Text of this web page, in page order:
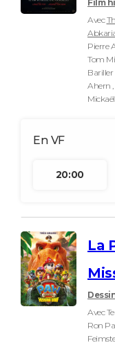
Film
Avec
Pierre
Tom
Bariller
Ahern ,
20:00
La
Avec
Ron